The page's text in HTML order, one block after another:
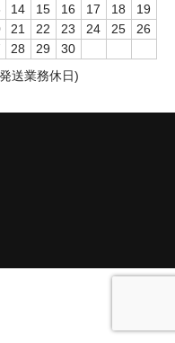
14 15 16 17 18
19
21 22 23 24 25
26
28 29
30
発送業務休日)